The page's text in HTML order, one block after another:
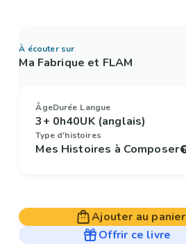
À écouter sur
Ma Fabrique et FLAM
Âge
3+
Durée
0h40
Langue
UK (anglais)
Type d'histoires
Mes Histoires à Composer
Ajouter au panier
Offrir ce livre